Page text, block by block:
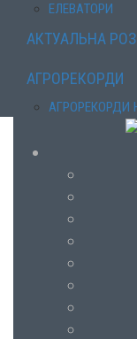
ЕЛЕВАТОРИ
АКТУАЛЬНА
АГРОРЕКОРДИ
АГРОРЕКОРДИ